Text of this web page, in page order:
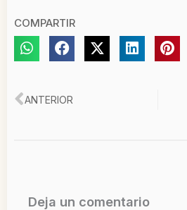
COMPARTIR
Ant
ANTERIOR
Deja un comentario